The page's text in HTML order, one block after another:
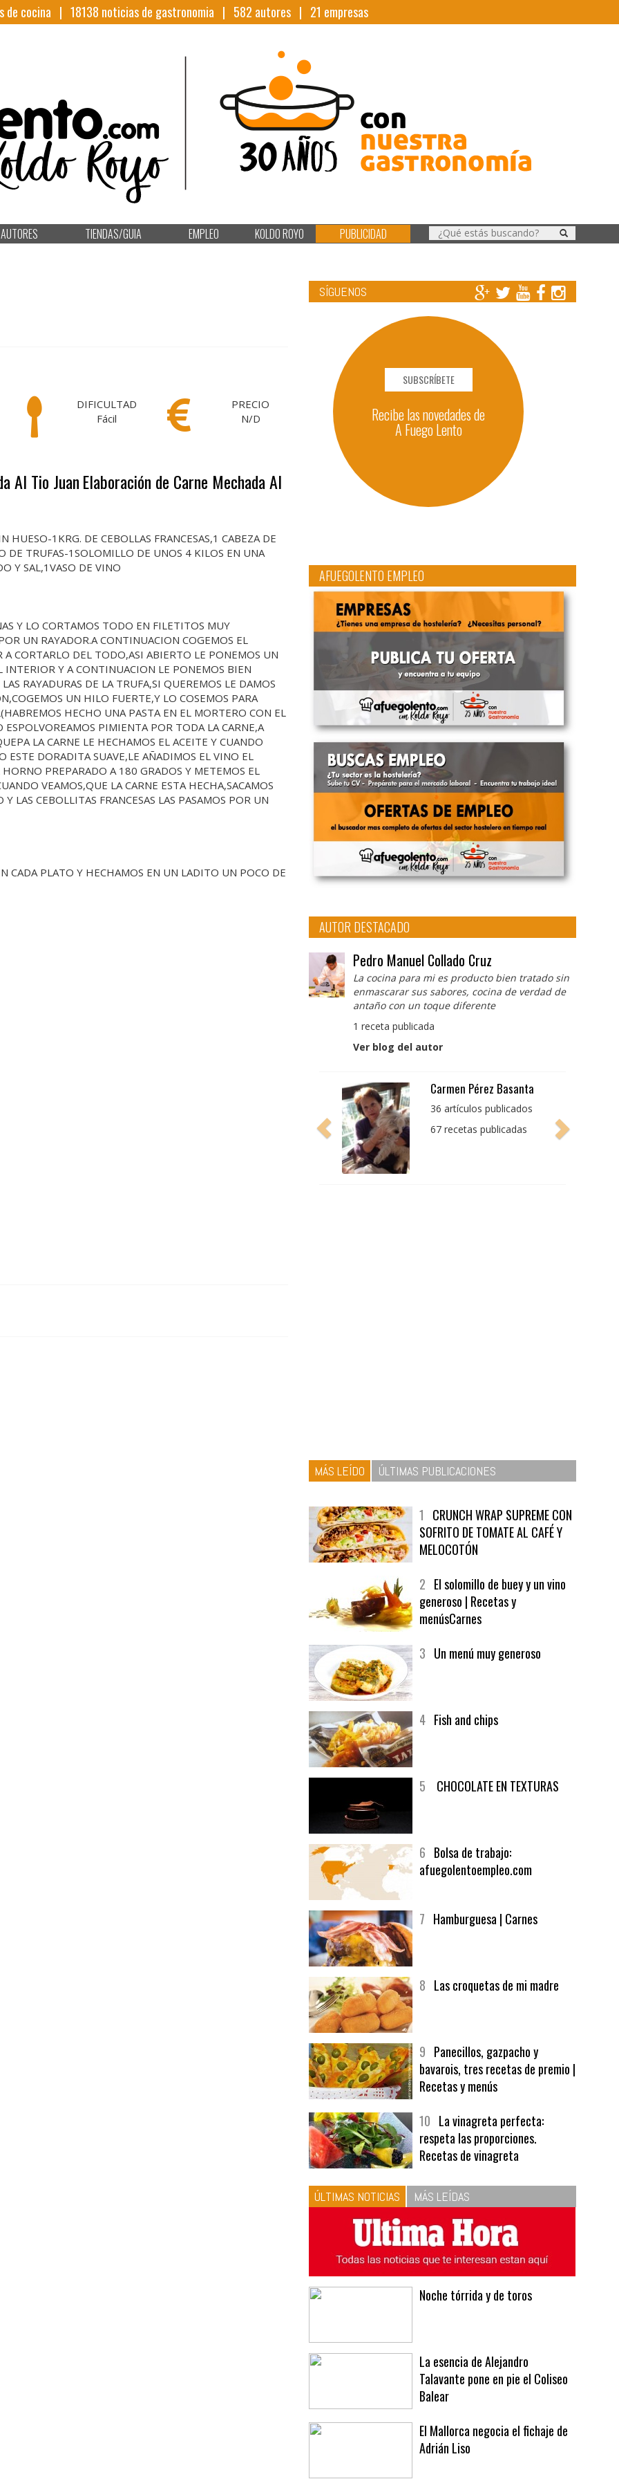
de cocina | 18138 noticias de gastronomia | 582 autores | 21 empresas
AUTORES TIENDAS/GUIA EMPLEO KOLDO ROYO PUBLICIDAD
DIFICULTAD
Fácil
PRECIO
N/D
Al Tio JuanElaboración de Carne Mechada Al
1KRG. DE CEBOLLAS FRANCESAS,1 CABEZA DE
DE TRUFAS-1SOLOMILLO DE UNOS 4 KILOS EN UNA
Y SAL,1VASO DE VINO
Y LO CORTAMOS TODO EN FILETITOS MUY
UN RAYADOR.A CONTINUACION COGEMOS EL
CORTARLO DEL TODO,ASI ABIERTO LE PONEMOS UN
INTERIOR Y A CONTINUACION LE PONEMOS BIEN
RAYADURAS DE LA TRUFA,SI QUEREMOS LE DAMOS
UN HILO FUERTE,Y LO COSEMOS PARA
HECHO UNA PASTA EN EL MORTERO CON EL
ESPOLVOREAMOS PIMIENTA POR TODA LA CARNE,A
LA CARNE LE HECHAMOS EL ACEITE Y CUANDO
ESTE DORADITA SUAVE,LE AÑADIMOS EL VINO EL
PREPARADO A 180 GRADOS Y METEMOS EL
VEAMOS,QUE LA CARNE ESTA HECHA,SACAMOS
LAS CEBOLLITAS FRANCESAS LAS PASAMOS POR UN
CADA PLATO Y HECHAMOS EN UN LADITO UN POCO DE
SÍGUENOS
SUBSCRÍBETE
Recibe las novedades de
A Fuego Lento
AFUEGOLENTO EMPLEO
AUTOR DESTACADO
Pedro Manuel Collado Cruz
La cocina para mi es producto bien tratado sin
enmascarar sus sabores, cocina de verdad de
antaño con un toque diferente
1 receta publicada
Ver blog del autor
Pedro Manuel Collado
Cruz
producto bien tratado
MÁS LEÍDO ÚLTIMAS PUBLICACIONES
SOFRITO DE TOMATE AL CAFÉ Y
MELOCOTÓN
generoso | Recetas y
afuegolentoempleo.com
bavarois, tres recetas de premio |
Recetas y menús
respeta las proporciones.
Recetas de vinagreta
ÚLTIMAS NOTICIAS MÁS LEÍDAS
Talavante pone en pie el Coliseo
Balear